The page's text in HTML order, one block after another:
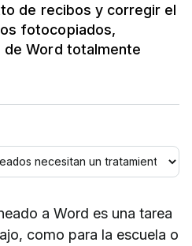
de recibos y corregir el
fotocopiados,
de Word totalmente
a Word es una tarea
como para la escuela o